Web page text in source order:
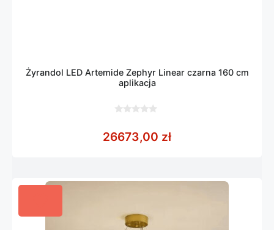
Żyrandol LED Artemide Zephyr Linear czarna 160 cm
aplikacja
5
26673,00 zł